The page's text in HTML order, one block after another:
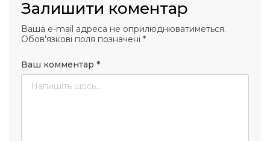
Залишити коментар
Ваша e-mail адреса не оприлюднюватиметься.
Обов’язкові поля позначені *
Ваш комментар *